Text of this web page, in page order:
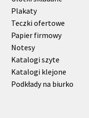
Plakaty
Teczki ofertowe
Papier firmowy
Notesy
Katalogi szyte
Katalogi klejone
Podkłady na biurko